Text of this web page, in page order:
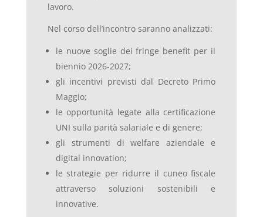
lavoro.
Nel corso dell’incontro saranno analizzati:
le nuove soglie dei fringe benefit per il
biennio 2026-2027;
gli incentivi previsti dal Decreto Primo
Maggio;
le opportunità legate alla certificazione
UNI sulla parità salariale e di genere;
gli strumenti di welfare aziendale e
digital innovation;
le strategie per ridurre il cuneo fiscale
attraverso soluzioni sostenibili e
innovative.